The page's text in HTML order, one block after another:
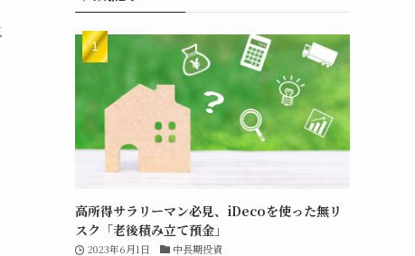
高所得サラリーマン必見、iDecoを使った無リ
スク「老後積み立て預金」
2023年6月1日 中長期投資